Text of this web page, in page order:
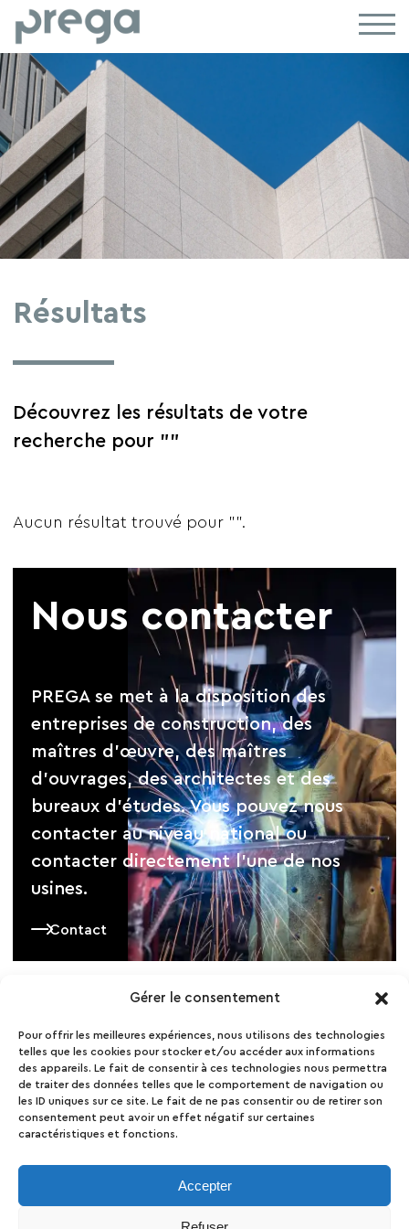
Gérer le consentement
Pour offrir les meilleures expériences, nous utilisons des technologies
telles que les cookies pour stocker et/ou accéder aux informations
des appareils. Le fait de consentir à ces technologies nous permettra
de traiter des données telles que le comportement de navigation ou
les ID uniques sur ce site. Le fait de ne pas consentir ou de retirer son
consentement peut avoir un effet négatif sur certaines
caractéristiques et fonctions.
Accepter
Résultats
Découvrez les résultats de votre
recherche pour ""
Aucun résultat trouvé pour "".
Nous contacter
PREGA se met à la disposition des
entreprises de construction, des
maîtres d’œuvre, des maîtres
d’ouvrages, des architectes et des
bureaux d’études. Vous pouvez nous
contacter au niveau national ou
contacter directement l’une de nos
usines.
Contact
Contactez-nous
Contact
Presse
Mentions Légales
Groupe GA